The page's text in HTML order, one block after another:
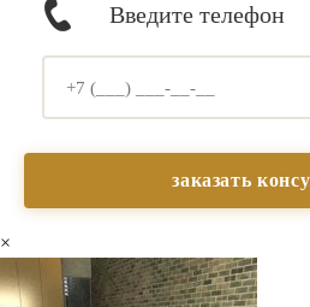
Введите телефон
×